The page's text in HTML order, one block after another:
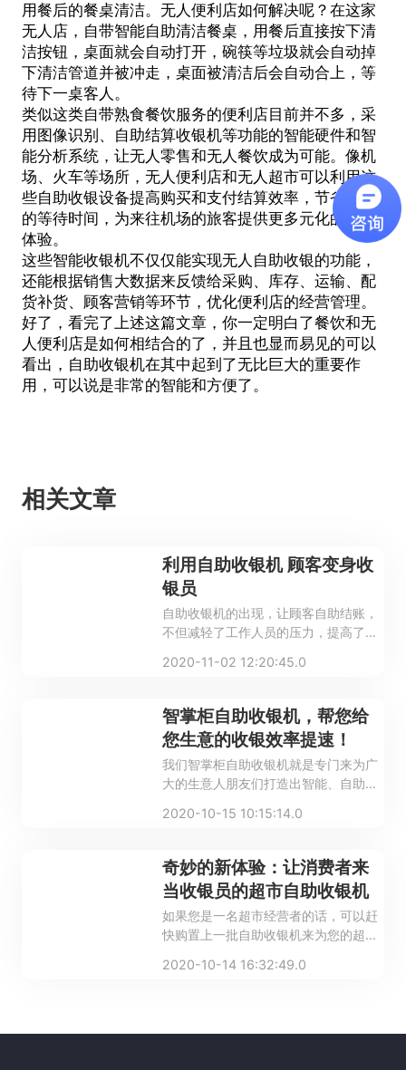
用餐后的餐桌清洁。无人便利店如何解决呢？在这家
无人店，自带智能自助清洁餐桌，用餐后直接按下清
洁按钮，桌面就会自动打开，碗筷等垃圾就会自动掉
下清洁管道并被冲走，桌面被清洁后会自动合上，等
待下一桌客人。
类似这类自带熟食餐饮服务的便利店目前并不多，采
用图像识别、自助结算收银机等功能的智能硬件和智
能分析系统，让无人零售和无人餐饮成为可能。像机
场、火车等场所，无人便利店和无人超市可以利用这
些自助收银设备提高购买和支付结算效率，节省顾客
的等待时间，为来往机场的旅客提供更多元化的消费
体验。
这些智能收银机不仅仅能实现无人自助收银的功能，
还能根据销售大数据来反馈给采购、库存、运输、配
货补货、顾客营销等环节，优化便利店的经营管理。
好了，看完了上述这篇文章，你一定明白了餐饮和无
人便利店是如何相结合的了，并且也显而易见的可以
看出，自助收银机在其中起到了无比巨大的重要作
用，可以说是非常的智能和方便了。
相关文章
利用自助收银机 顾客变身收
银员
自助收银机的出现，让顾客自助结账，
不但减轻了工作人员的压力，提高了商
本和人力成本，值得提醒的是：商家在
适合自己的，正规商家的产品，这样才
能用起来得心应手。
2020-11-02 12:20:45.0
智掌柜自助收银机，帮您给
您生意的收银效率提速！
我们智掌柜自助收银机就是专门来为广
大的生意人朋友们打造出智能、自助的
店提供一个清晰地整体解决方案的，帮
的客户减少排队时间，并且还可以采集
零售大数据，并且对采集的数据进行分
析，来为您的门店、供应商等提供多种
多样的、定制化的增值服务。
2020-10-15 10:15:14.0
奇妙的新体验：让消费者来
当收银员的超市自助收银机
如果您是一名超市经营者的话，可以赶
快购置上一批自助收银机来为您的超市
营的更加的红火，让您超市的消费者们
2020-10-14 16:32:49.0